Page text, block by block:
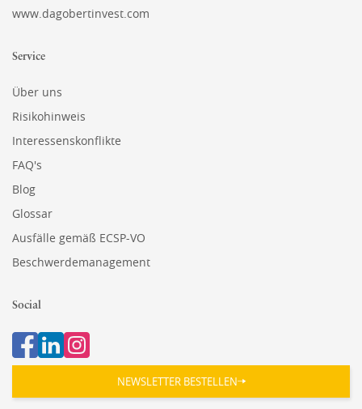
www.dagobertinvest.com
Service
Über uns
Risikohinweis
Interessenskonflikte
FAQ's
Blog
Glossar
Ausfälle gemäß ECSP-VO
Beschwerdemanagement
Social
NEWSLETTER BESTELLEN